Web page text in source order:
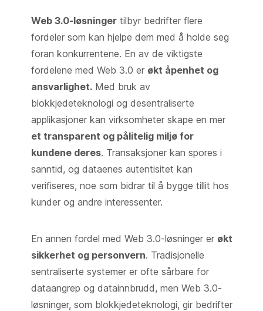
Web 3.0-løsningertilbyr bedrifter flere
fordeler som kan hjelpe dem med å holde seg
foran konkurrentene. En av de viktigste
fordelene med Web 3.0 er økt åpenhet og
ansvarlighet.Med bruk av
blokkjedeteknologi og desentraliserte
applikasjoner kan virksomheter skape en mer
et transparent og pålitelig miljø for
kundene deres. Transaksjoner kan spores i
sanntid, og dataenes autentisitet kan
verifiseres, noe som bidrar til å bygge tillit hos
kunder og andre interessenter.
En annen fordel med Web 3.0-løsninger er økt
sikkerhet og personvern. Tradisjonelle
sentraliserte systemer er ofte sårbare for
dataangrep og datainnbrudd, men Web 3.0-
løsninger, som blokkjedeteknologi, gir bedrifter